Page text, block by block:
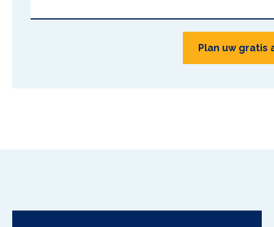
Plan uw gratis